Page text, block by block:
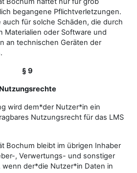
begangene Pflichtverletzungen.
für solche Schäden, die durch
Materialien oder Software und
an technischen Geräten der
§ 9
Nutzungsrechte
wird dem*der Nutzer*in ein
Nutzungsrecht für das LMS
Bochum bleibt im übrigen Inhaber
, Verwertungs- und sonstiger
wenn der*die Nutzer*in Daten in